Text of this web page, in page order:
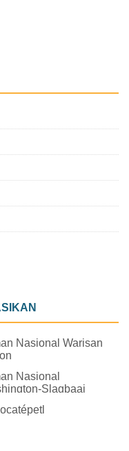
Nasional Warisan
Nasional
Slagbaai